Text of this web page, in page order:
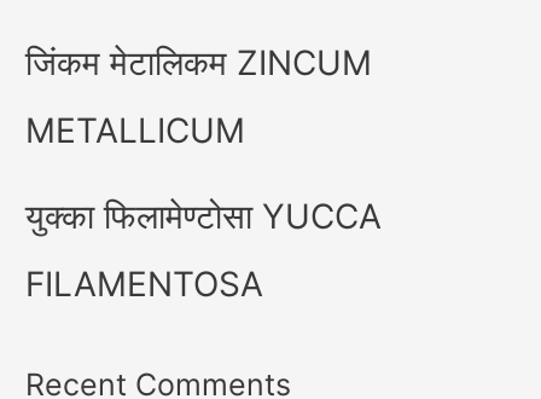
जिंकम मेटालिकम ZINCUM
METALLICUM
युक्का फिलामेण्टोसा YUCCA
FILAMENTOSA
Recent Comments